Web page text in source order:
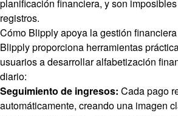
planificación financiera, y son
registros.
Cómo Blipply apoya la gestión financiera
Blipply proporciona herramientas
usuarios a desarrollar alfabetización
diario:
Seguimiento de ingresos: Cada pago
automáticamente, creando una imagen